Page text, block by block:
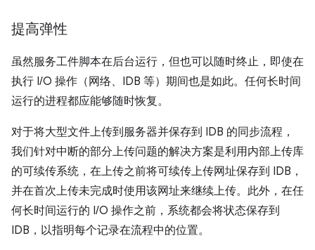
提高弹性
虽然服务工件脚本在后台运行，但也可以随时终止，即使在
执行 I/O 操作（网络、IDB 等）期间也是如此。任何长时间
运行的进程都应能够随时恢复。
对于将大型文件上传到服务器并保存到 IDB 的同步流程，
我们针对中断的部分上传问题的解决方案是利用内部上传库
的可续传系统，在上传之前将可续传上传网址保存到 IDB，
并在首次上传未完成时使用该网址来继续上传。此外，在任
何长时间运行的 I/O 操作之前，系统都会将状态保存到
IDB，以指明每个记录在流程中的位置。